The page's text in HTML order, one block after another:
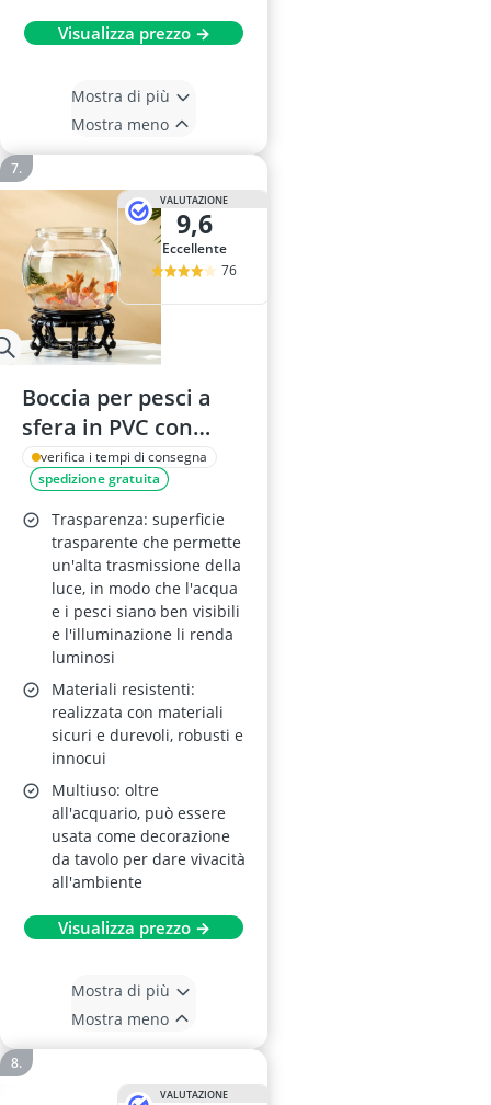
Visualizza prezzo →
Mostra di più
Mostra meno
VALUTAZIONE
9,6
Eccellente
76
Boccia per pesci a
sfera in PVC con
supporto, diametro
20 cm
verifica i tempi di consegna
spedizione gratuita
Trasparenza: superficie
trasparente che permette
un'alta trasmissione della
luce, in modo che l'acqua
e i pesci siano ben visibili
e l'illuminazione li renda
luminosi
Materiali resistenti:
realizzata con materiali
sicuri e durevoli, robusti e
innocui
Multiuso: oltre
all'acquario, può essere
usata come decorazione
da tavolo per dare vivacità
all'ambiente
Visualizza prezzo →
Mostra di più
Mostra meno
VALUTAZIONE